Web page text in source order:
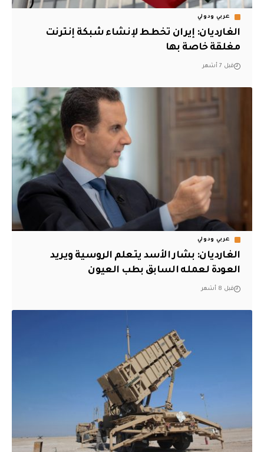
عربي ودولي
الغارديان: إيران تخطط لإنشاء شبكة إنترنت
مغلقة خاصة بها
قبل 7 أشهر
عربي ودولي
الغارديان: بشار الأسد يتعلم الروسية ويريد
العودة لعمله السابق بطب العيون
قبل 8 أشهر